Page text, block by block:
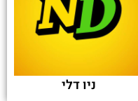
קבוצת בלוסטון Live Nation ישראל מעבירה את כל
לכוסות רב פעמיות -